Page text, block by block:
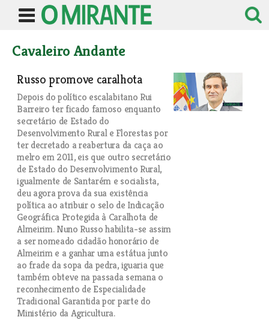
Cavaleiro Andante
Russo promove caralhota
Depois do político escalabitano Rui
Barreiro ter ficado famoso enquanto
secretário de Estado do
Desenvolvimento Rural e Florestas por
ter decretado a reabertura da caça ao
melro em 2011, eis que outro secretário
de Estado do Desenvolvimento Rural,
igualmente de Santarém e socialista,
deu agora prova da sua existência
política ao atribuir o selo de Indicação
Geográfica Protegida à Caralhota de
Almeirim. Nuno Russo habilita-se assim
a ser nomeado cidadão honorário de
Almeirim e a ganhar uma estátua junto
ao frade da sopa da pedra, iguaria que
também obteve na passada semana o
reconhecimento de Especialidade
Tradicional Garantida por parte do
Ministério da Agricultura.